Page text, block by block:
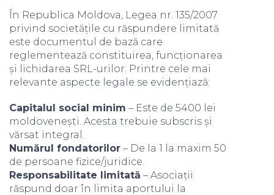
În Republica Moldova, Legea nr. 135/2007
privind societățile cu răspundere limitată
este documentul de bază care
reglementează constituirea, funcționarea
și lichidarea SRL-urilor. Printre cele mai
relevante aspecte legale se evidențiază:
Capitalul social minim – Este de 5400 lei
moldovenești. Acesta trebuie subscris și
vărsat integral.
Numărul fondatorilor – De la 1 la maxim 50
de persoane fizice/juridice.
Responsabilitate limitată – Asociații
răspund doar în limita aportului la